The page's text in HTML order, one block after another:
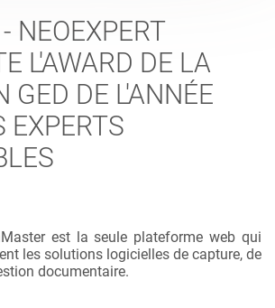
NEOEXPERT
L'AWARD DE LA
GED DE L'ANNÉE
EXPERTS
est la seule plateforme web qui
les solutions logicielles de capture, de
documentaire.